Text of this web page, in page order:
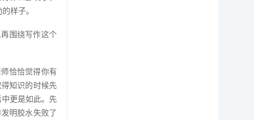
样子。
围绕写作这个
恰恰觉得你有
知识的时候先
更是如此。先
明胶水失败了